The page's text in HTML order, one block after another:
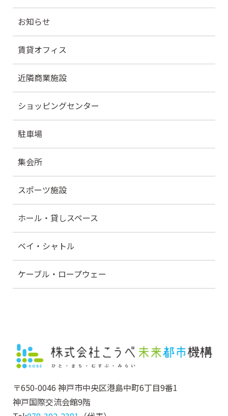
お知らせ
賃貸オフィス
近隣商業施設
ショッピングセンター
駐車場
集会所
スポーツ施設
ホール・貸しスペース
ベイ・シャトル
ケーブル・ロープウェー
〒650-0046 神戸市中央区港島中町6丁目9番1
神戸国際交流会館9階